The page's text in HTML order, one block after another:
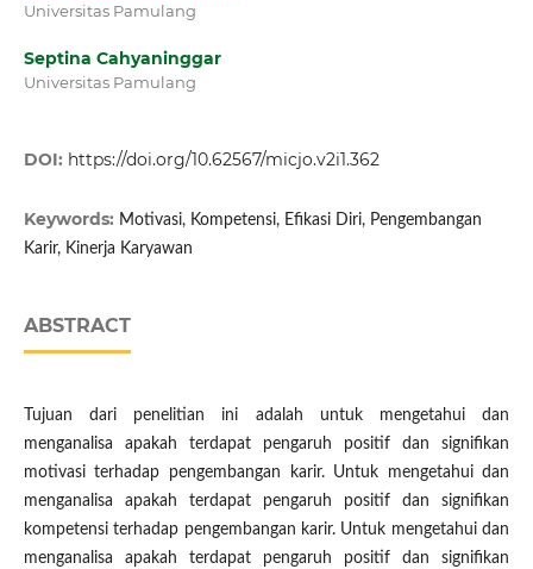
Universitas Pamulang
Septina Cahyaninggar
Universitas Pamulang
DOI: https://doi.org/10.62567/micjo.v2i1.362
Keywords: Motivasi, Kompetensi, Efikasi Diri, Pengembangan
Karir, Kinerja Karyawan
ABSTRACT
Tujuan dari penelitian ini adalah untuk mengetahui dan
menganalisa apakah terdapat pengaruh positif dan signifikan
motivasi terhadap pengembangan karir. Untuk mengetahui dan
menganalisa apakah terdapat pengaruh positif dan signifikan
kompetensi terhadap pengembangan karir. Untuk mengetahui dan
menganalisa apakah terdapat pengaruh positif dan signifikan